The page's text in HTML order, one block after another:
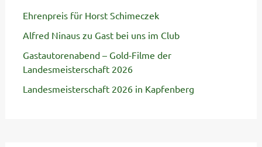
Ehrenpreis für Horst Schimeczek
Alfred Ninaus zu Gast bei uns im Club
Gastautorenabend – Gold-Filme der
Landesmeisterschaft 2026
Landesmeisterschaft 2026 in Kapfenberg